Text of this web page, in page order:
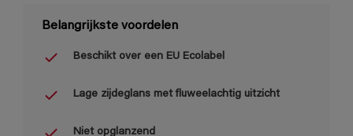
Belangrijkste voordelen
Beschikt over een EU Ecolabel
Lage zijdeglans met fluweelachtig uitzicht
Niet opglanzend